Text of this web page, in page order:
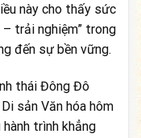
này cho thấy sức
– trải nghiệm” trong
đến sự bền vững.
thái Đông Đô
sản Văn hóa hôm
trình khẳng